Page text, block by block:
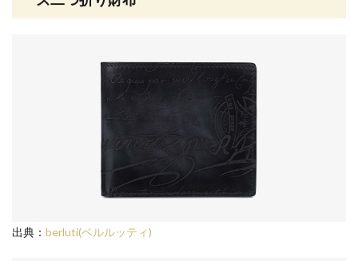
出典： berluti(ベルルッティ)